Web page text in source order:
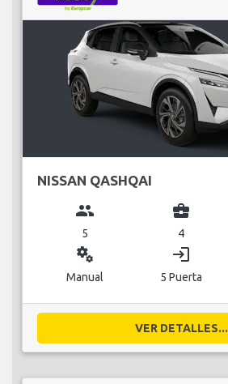
NISSAN QASHQAI
group
5
business_center
4
miscellaneous_services
Manual
login
5 Puerta
VER DETALLES...